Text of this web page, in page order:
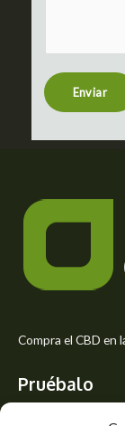
t
r
s
e
Enviar
Compra el CBD en
Pruébalo
Siente el mejor